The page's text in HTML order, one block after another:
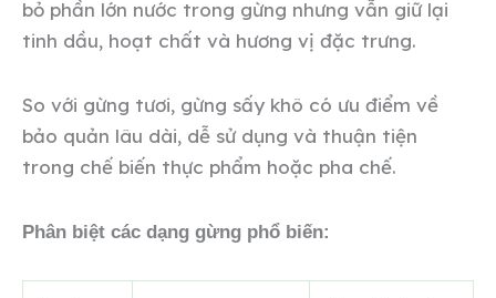
bỏ phần lớn nước trong gừng nhưng vẫn giữ lại
tinh dầu, hoạt chất và hương vị đặc trưng.
So với gừng tươi, gừng sấy khô có ưu điểm về
bảo quản lâu dài, dễ sử dụng và thuận tiện
trong chế biến thực phẩm hoặc pha chế.
Phân biệt các dạng gừng phổ biến: